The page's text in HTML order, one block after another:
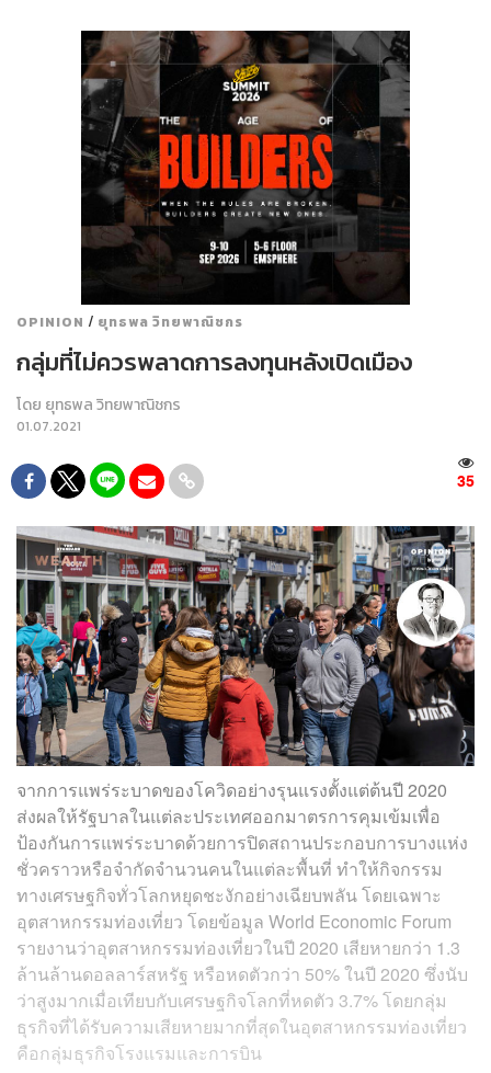
OPINION / ยุทธพล วิทยพาณิชกร
กลุ่มที่ไม่ควรพลาดการลงทุนหลังเปิดเมือง
โดย ยุทธพล วิทยพาณิชกร
01.07.2021
35
จากการแพร่ระบาดของโควิดอย่างรุนแรงตั้งแต่ต้นปี 2020
ส่งผลให้รัฐบาลในแต่ละประเทศออกมาตรการคุมเข้มเพื่อ
ป้องกันการแพร่ระบาดด้วยการปิดสถานประกอบการบางแห่ง
ชั่วคราวหรือจำกัดจำนวนคนในแต่ละพื้นที่ ทำให้กิจกรรม
ทางเศรษฐกิจทั่วโลกหยุดชะงักอย่างเฉียบพลัน โดยเฉพาะ
อุตสาหกรรมท่องเที่ยว โดยข้อมูล World Economic Forum
รายงานว่าอุตสาหกรรมท่องเที่ยวในปี 2020 เสียหายกว่า 1.3
ล้านล้านดอลลาร์สหรัฐ หรือหดตัวกว่า 50% ในปี 2020 ซึ่งนับ
ว่าสูงมากเมื่อเทียบกับเศรษฐกิจโลกที่หดตัว 3.7% โดยกลุ่ม
ธุรกิจที่ได้รับความเสียหายมากที่สุดในอุตสาหกรรมท่องเที่ยว
คือกลุ่มธุรกิจโรงแรมและการบิน